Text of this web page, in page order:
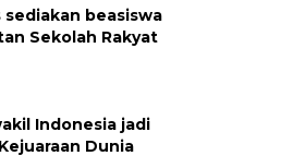
sediakan beasiswa
Sekolah Rakyat
Indonesia jadi
Dunia